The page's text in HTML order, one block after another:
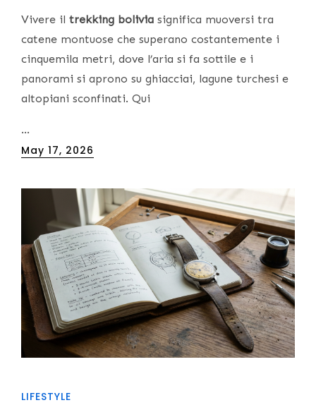
Vivere il trekking bolivia significa muoversi tra
catene montuose che superano costantemente i
cinquemila metri, dove l’aria si fa sottile e i
panorami si aprono su ghiacciai, lagune turchesi e
altopiani sconfinati. Qui
…
Posted
May 17, 2026
LIFESTYLE